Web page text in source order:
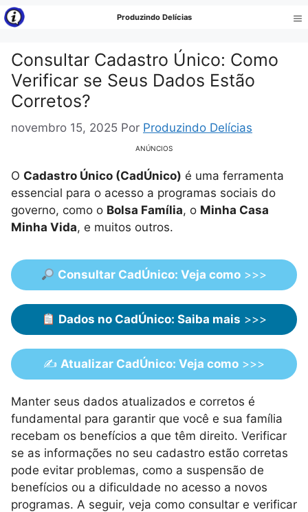
Pular
para
conteúdo
Produzindo Delícias
Consultar Cadastro Único: Como
Verificar se Seus Dados Estão
Corretos?
novembro 15, 2025 Por Produzindo Delícias
ANÚNCIOS
O Cadastro Único (CadÚnico) é uma ferramenta
essencial para o acesso a programas sociais do
governo, como o Bolsa Família, o Minha Casa
Minha Vida, e muitos outros.
Consultar CadÚnico: Veja como >>>
Dados no CadÚnico: Saiba mais >>>
✍️ Atualizar CadÚnico: Veja como >>>
Manter seus dados atualizados e corretos é
fundamental para garantir que você e sua família
recebam os benefícios a que têm direito. Verificar
se as informações no seu cadastro estão corretas
pode evitar problemas, como a suspensão de
benefícios ou a dificuldade no acesso a novos
programas. A seguir, veja como consultar e verificar